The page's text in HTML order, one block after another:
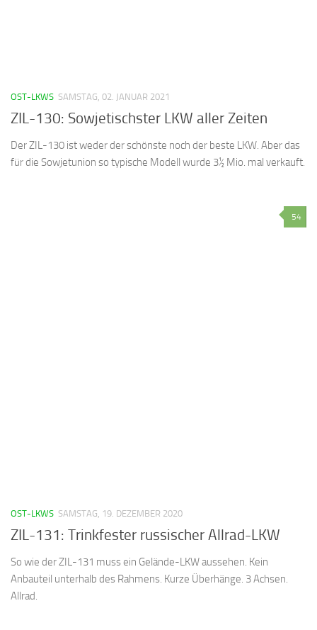
OST-LKWS SAMSTAG, 02. JANUAR 2021
ZIL-130: Sowjetischster LKW aller Zeiten
Der ZIL-130 ist weder der schönste noch der beste LKW. Aber das
für die Sowjetunion so typische Modell wurde 3½ Mio. mal verkauft.
54
OST-LKWS SAMSTAG, 19. DEZEMBER 2020
ZIL-131: Trinkfester russischer Allrad-LKW
So wie der ZIL-131 muss ein Gelände-LKW aussehen. Kein
Anbauteil unterhalb des Rahmens. Kurze Überhänge. 3 Achsen.
Allrad.